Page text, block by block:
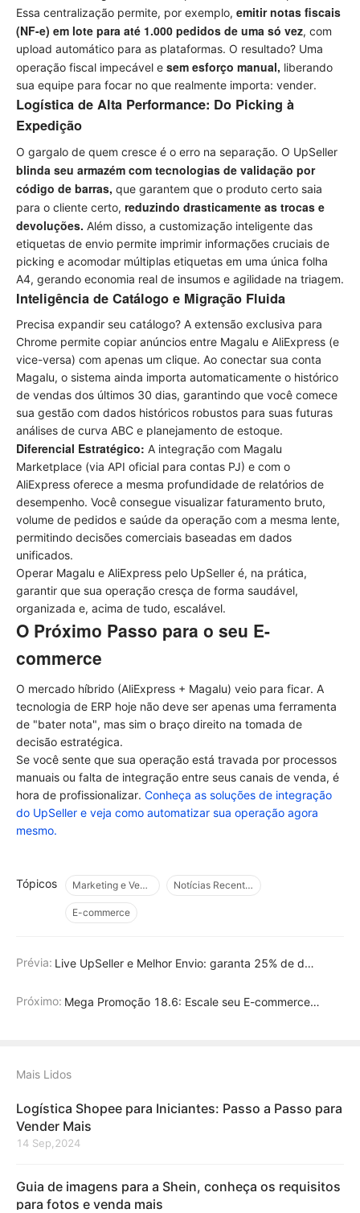
Essa centralização permite, por exemplo, emitir notas fiscais
(NF-e) em lote para até 1.000 pedidos de uma só vez, com
upload automático para as plataformas. O resultado? Uma
operação fiscal impecável e sem esforço manual, liberando
sua equipe para focar no que realmente importa: vender.
Logística de Alta Performance: Do Picking à
Expedição
O gargalo de quem cresce é o erro na separação. O UpSeller
blinda seu armazém com tecnologias de validação por
código de barras, que garantem que o produto certo saia
para o cliente certo, reduzindo drasticamente as trocas e
devoluções. Além disso, a customização inteligente das
etiquetas de envio permite imprimir informações cruciais de
picking e acomodar múltiplas etiquetas em uma única folha
A4, gerando economia real de insumos e agilidade na triagem.
Inteligência de Catálogo e Migração Fluida
Precisa expandir seu catálogo? A extensão exclusiva para
Chrome permite copiar anúncios entre Magalu e AliExpress (e
vice-versa) com apenas um clique. Ao conectar sua conta
Magalu, o sistema ainda importa automaticamente o histórico
de vendas dos últimos 30 dias, garantindo que você comece
sua gestão com dados históricos robustos para suas futuras
análises de curva ABC e planejamento de estoque.
Diferencial Estratégico: A integração com Magalu
Marketplace (via API oficial para contas PJ) e com o
AliExpress oferece a mesma profundidade de relatórios de
desempenho. Você consegue visualizar faturamento bruto,
volume de pedidos e saúde da operação com a mesma lente,
permitindo decisões comerciais baseadas em dados
unificados.
Operar Magalu e AliExpress pelo UpSeller é, na prática,
garantir que sua operação cresça de forma saudável,
organizada e, acima de tudo, escalável.
O Próximo Passo para o seu E-
commerce
O mercado híbrido (AliExpress + Magalu) veio para ficar. A
tecnologia de ERP hoje não deve ser apenas uma ferramenta
de "bater nota", mas sim o braço direito na tomada de
decisão estratégica.
Se você sente que sua operação está travada por processos
manuais ou falta de integração entre seus canais de venda, é
hora de profissionalizar. Conheça as soluções de integração
do UpSeller e veja como automatizar sua operação agora
mesmo.
Tópicos Marketing e Vendas Notícias Recentes
E-commerce
Prévia: Live UpSeller e Melhor Envio: garanta 25% de desconto no frete em 25/06
Próximo: Mega Promoção 18.6: Escale seu E-commerce com Descontos e Bônus Exclusivos
Mais Lidos
Logística Shopee para Iniciantes: Passo a Passo para
Vender Mais
14 Sep,2024
Guia de imagens para a Shein, conheça os requisitos
para fotos e venda mais